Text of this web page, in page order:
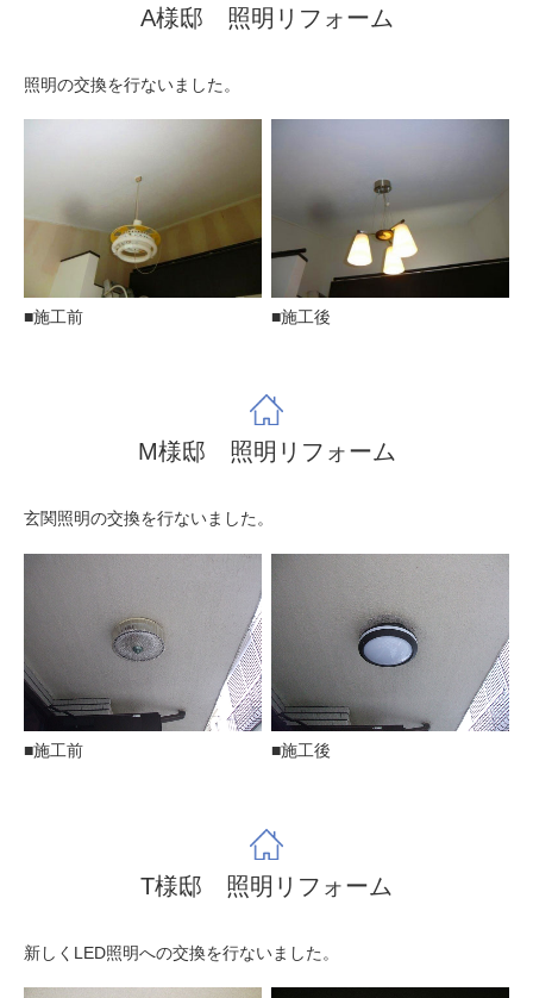
A様邸 照明リフォーム
照明の交換を行ないました。
■施工前 ■施工後
M様邸 照明リフォーム
玄関照明の交換を行ないました。
■施工前 ■施工後
T様邸 照明リフォーム
新しくLED照明への交換を行ないました。